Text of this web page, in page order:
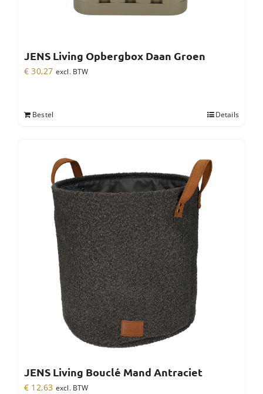
JENS Living Opbergbox Daan Groen
€ 30,27 excl. BTW
Bestel Details
JENS Living Bouclé Mand Antraciet
€ 12,63 excl. BTW